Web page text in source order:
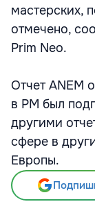
мастерских,
отмечено,
Prim Neo.
Отчет ANEM
в РМ был
другими
сфере в
Европы.